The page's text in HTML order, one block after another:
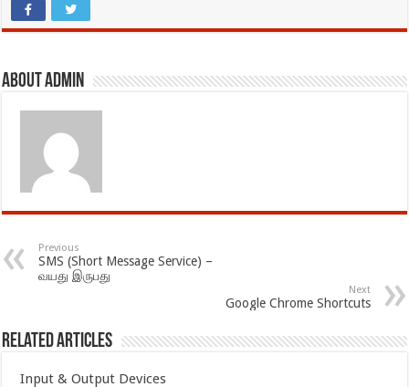
About admin
Previous
SMS (Short Message Service) –
வயது இருபது
Next
Google Chrome Shortcuts
Related Articles
Input & Output Devices